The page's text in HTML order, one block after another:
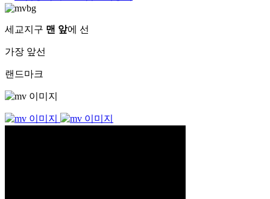
세교지구 맨 앞에 선
가장 앞선
랜드마크